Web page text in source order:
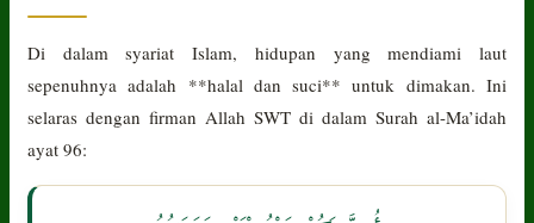
Di dalam syariat Islam, hidupan yang mendiami laut
sepenuhnya adalah **halal dan suci** untuk dimakan. Ini
selaras dengan firman Allah SWT di dalam Surah al-Ma’idah
ayat 96: